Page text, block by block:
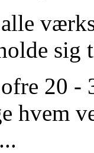
20 -
hvem